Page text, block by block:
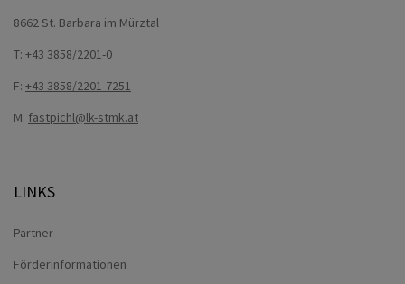
8662 St. Barbara im Mürztal
T: +43 3858/2201-0
F: +43 3858/2201-7251
M: fastpichl@lk-stmk.at
LINKS
Partner
Förderinformationen